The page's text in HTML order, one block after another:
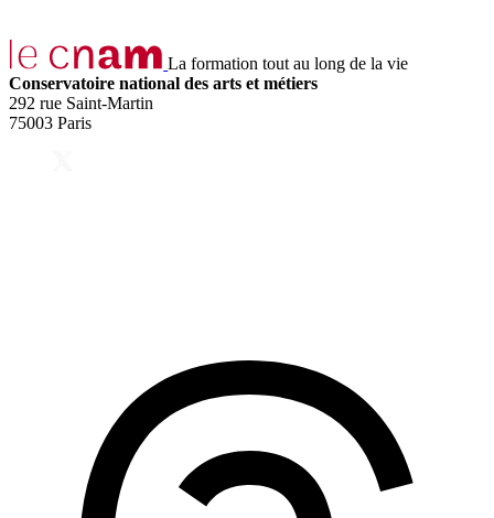
La formation tout au long de la vie
Conservatoire national des arts et métiers
292 rue Saint-Martin
75003 Paris